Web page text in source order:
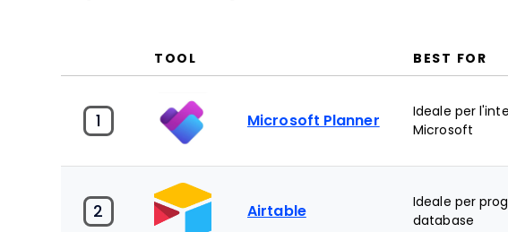
TOOL BEST FOR
1 Microsoft Planner
Ideale per
Microsoft
2 Airtable
Ideale per
database